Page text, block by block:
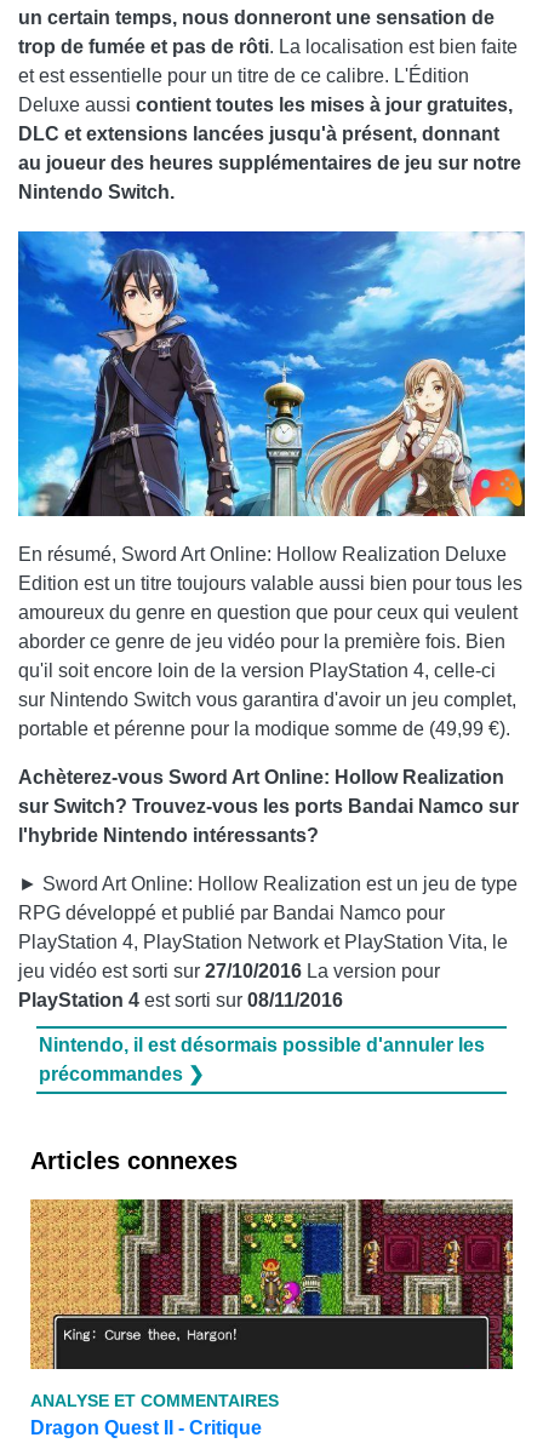
un certain temps, nous donneront une sensation de
trop de fumée et pas de rôti. La localisation est bien faite
et est essentielle pour un titre de ce calibre. L'Édition
Deluxe aussi contient toutes les mises à jour gratuites,
DLC et extensions lancées jusqu'à présent, donnant
au joueur des heures supplémentaires de jeu sur notre
Nintendo Switch.
En résumé, Sword Art Online: Hollow Realization Deluxe
Edition est un titre toujours valable aussi bien pour tous les
amoureux du genre en question que pour ceux qui veulent
aborder ce genre de jeu vidéo pour la première fois. Bien
qu'il soit encore loin de la version PlayStation 4, celle-ci
sur Nintendo Switch vous garantira d'avoir un jeu complet,
portable et pérenne pour la modique somme de (49,99 €).
Achèterez-vous Sword Art Online: Hollow Realization
sur Switch? Trouvez-vous les ports Bandai Namco sur
l'hybride Nintendo intéressants?
► Sword Art Online: Hollow Realization est un jeu de type
RPG développé et publié par Bandai Namco pour
PlayStation 4, PlayStation Network et PlayStation Vita, le
jeu vidéo est sorti sur 27/10/2016 La version pour
PlayStation 4 est sorti sur 08/11/2016
Nintendo, il est désormais possible d'annuler les
précommandes ❯
Articles connexes
ANALYSE ET COMMENTAIRES
Dragon Quest II - Critique